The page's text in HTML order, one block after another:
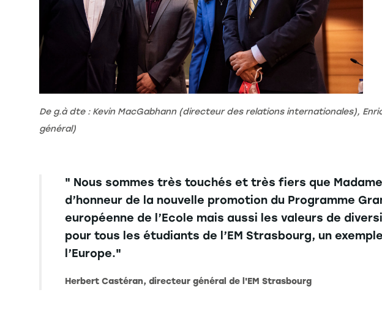
De g.à dte : Kevin MacGabhann (directeur des relations internationales),
général)
" Nous sommes très touchés et très fiers que
d’honneur de la nouvelle promotion du Programme
européenne de l’Ecole mais aussi les valeurs de
pour tous les étudiants de l’EM Strasbourg, un
l’Europe."
Herbert Castéran, directeur général de l'EM Strasbourg